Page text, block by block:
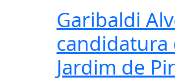
Garibaldi
candidatura
Jardim de